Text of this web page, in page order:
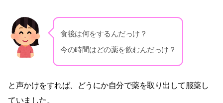
食後は何をするんだっけ？
今の時間はどの薬を飲むんだっけ？
と声かけをすれば、どうにか自分で薬を取り出して服薬し
ていました。